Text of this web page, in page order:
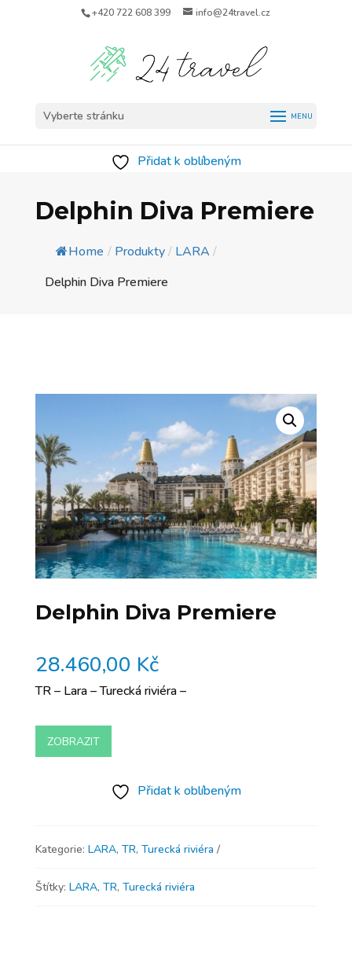
+420 722 608 399 info@24travel.cz
Vyberte stránku
Přidat k oblíbeným
Delphin Diva Premiere
Home / Produkty/ LARA /
Delphin Diva Premiere
Delphin Diva Premiere
28.460,00 Kč
TR – Lara – Turecká riviéra –
ZOBRAZIT
Přidat k oblíbeným
Kategorie: LARA, TR, Turecká riviéra
Štítky: LARA, TR, Turecká riviéra